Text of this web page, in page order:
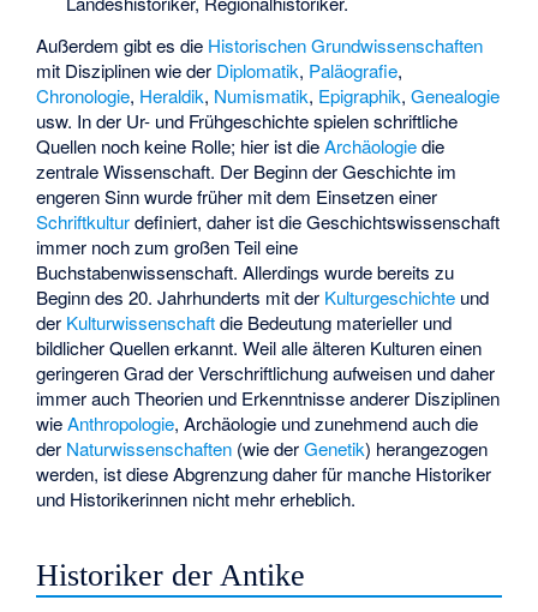
Außerdem gibt es die Historischen Grundwissenschaften
mit Disziplinen wie der Diplomatik, Paläografie,
Chronologie, Heraldik, Numismatik, Epigraphik,Genealogie
usw. In der Ur- und Frühgeschichte spielen schriftliche
Quellen noch keine Rolle; hier ist dieArchäologiedie
zentrale Wissenschaft. Der Beginn der Geschichte im
engeren Sinn wurde früher mit dem Einsetzen einer
Schriftkulturdefiniert, daher ist die Geschichtswissenschaft
immer noch zum großen Teil eine
Buchstabenwissenschaft. Allerdings wurde bereits zu
Beginn des 20. Jahrhunderts mit der Kulturgeschichte und
der Kulturwissenschaftdie Bedeutung materieller und
bildlicher Quellen erkannt. Weil alle älteren Kulturen einen
geringeren Grad der Verschriftlichung aufweisen und daher
immer auch Theorien und Erkenntnisse anderer Disziplinen
wieAnthropologie, Archäologie und zunehmend auch die
der Naturwissenschaften (wie derGenetik) herangezogen
werden, ist diese Abgrenzung daher für manche Historiker
und Historikerinnen nicht mehr erheblich.
Historiker der Antike